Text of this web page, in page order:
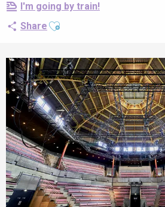
I'm going by train!
Share Ajouter aux favoris